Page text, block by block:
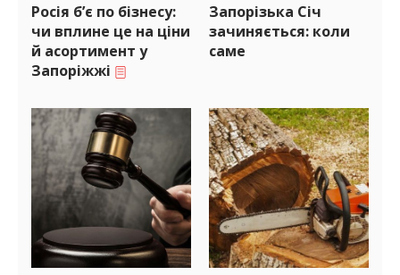
Росія б’є по бізнесу:
чи вплине це на ціни
й асортимент у
Запоріжжі
Запорізька Січ
зачиняється: коли
саме